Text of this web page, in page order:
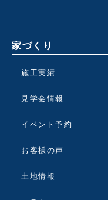
家づくり
施工実績
見学会情報
イベント予約
お客様の声
土地情報